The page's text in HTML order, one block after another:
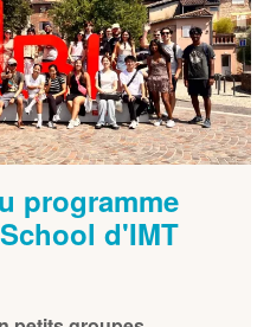
programme
d'IMT